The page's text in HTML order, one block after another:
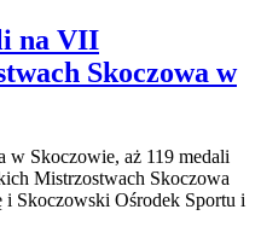
na VII
Skoczowa w
Skoczowie, aż 119 medali
Mistrzostwach Skoczowa
i Skoczowski Ośrodek Sportu i